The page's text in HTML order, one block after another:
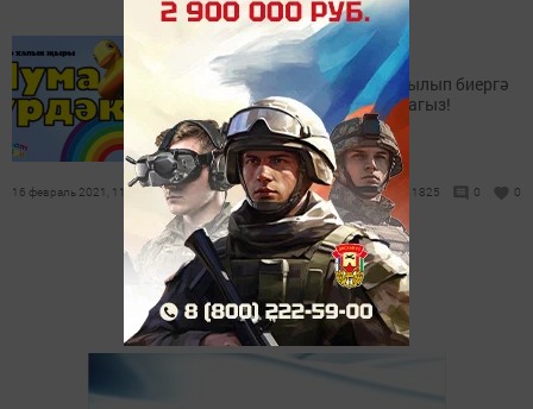
СалаваTIK — Чума үрдәк
Яңа видеоны карагыз, кушылып биергә
һәм лайклар куярга онытмагыз!
16 февраль 2021, 11:24 1825 0 0